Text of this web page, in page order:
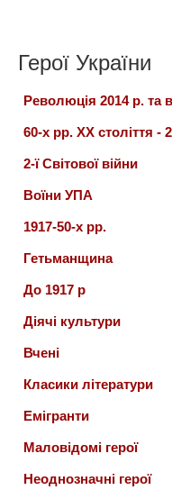
Герої України
Революція 2014 р. та
60-х рр. ХХ століття -
2-ї Світової війни
Воїни УПА
1917-50-х рр.
Гетьманщина
До 1917 р
Діячі культури
Вчені
Класики літератури
Емігранти
Маловідомі герої
Неоднозначні герої